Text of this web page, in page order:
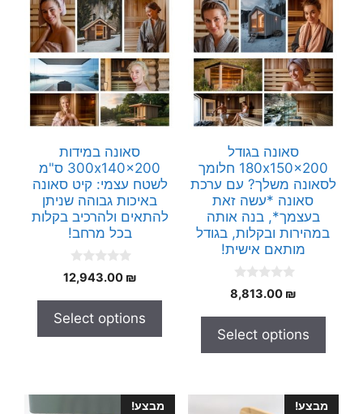
סאונה בגודל
180x150x200 חלומך
לסאונה משלך? עם ערכת
סאונה *עשה זאת
בעצמך*, בנה אותה
במהירות ובקלות, בגודל
מותאם אישית!
0
o
o
5
8,813.00 ₪
Select options
סאונה במידות
300x140x200 ס"מ
לשטח עצמי: קיט סאונה
באיכות גבוהה שניתן
להתאים ולהרכיב בקלות
בכל מרחב!
0
o
o
5
12,943.00 ₪
Select options
מבצע! מבצע!